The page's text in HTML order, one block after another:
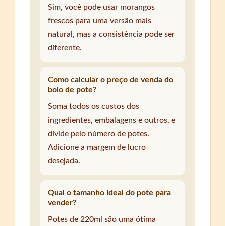
Sim, você pode usar morangos
frescos para uma versão mais
natural, mas a consistência pode ser
diferente.
Como calcular o preço de venda do
bolo de pote?
Soma todos os custos dos
ingredientes, embalagens e outros, e
divide pelo número de potes.
Adicione a margem de lucro
desejada.
Qual o tamanho ideal do pote para
vender?
Potes de 220ml são uma ótima